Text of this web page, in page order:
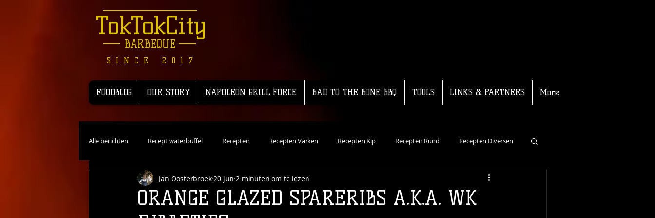
FOODBLOG OUR STORY NAPOLEON GRILL FORCE BAD TO THE BONE BBQ TOOLS LINKS & PARTNERS More
Alle berichten Recept waterbuffel Recepten Recepten Varken Recepten Kip Recepten Rund Recepten Diversen
Recepten Wild Recepten Vis Dutch Oven Recepten Kalf
ORANGE GLAZED SPARERIBS A.K.A. WK
Jan Oosterbroek 20 jun 2 minuten om te lezen
TokTokCity
BARBEQUE
SINCE 2017